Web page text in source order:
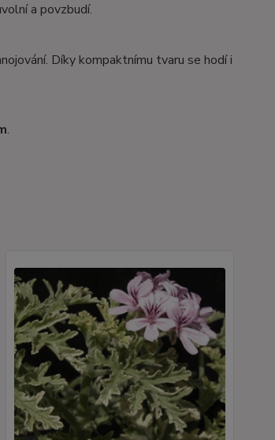
a povzbudí.
Díky kompaktnímu tvaru se hodí i
.